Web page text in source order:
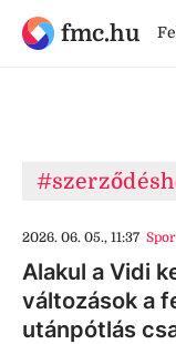
fmc.hu
2026. 06. 05., 11:37
Alakul a Vidi
változások a
utánpótlás